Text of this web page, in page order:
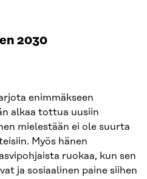
2030
enimmäkseen
alkaa tottua uusiin
mielestään ei ole suurta
Myös hänen
ruokaa, kun sen
ja sosiaalinen paine siihen